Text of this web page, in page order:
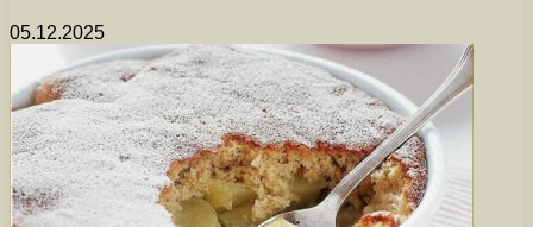
05.12.2025